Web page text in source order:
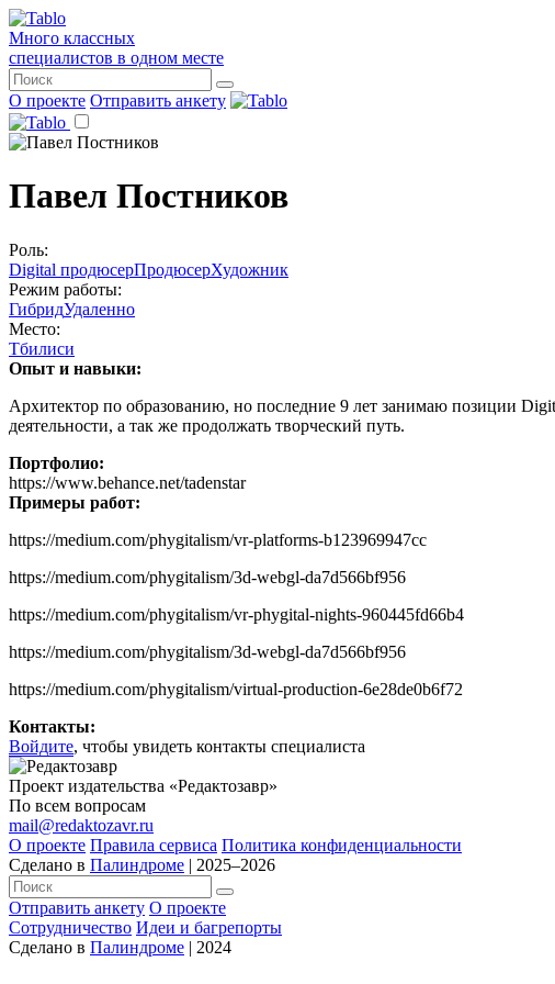
Много классных
специалистов в одном месте
О проекте Отправить анкету
Павел Постников
Роль:
Digital продюсерПродюсерХудожник
Режим работы:
ГибридУдаленно
Место:
Тбилиси
Опыт и навыки:
Архитектор по образованию, но последние 9 лет занимаю позиции
деятельности, а так же продолжать творческий путь.
Портфолио:
https://www.behance.net/tadenstar
Примеры работ:
https://medium.com/phygitalism/vr-platforms-b123969947cc
https://medium.com/phygitalism/3d-webgl-da7d566bf956
https://medium.com/phygitalism/vr-phygital-nights-960445fd66b4
https://medium.com/phygitalism/3d-webgl-da7d566bf956
https://medium.com/phygitalism/virtual-production-6e28de0b6f72
Контакты:
Войдите, чтобы увидеть контакты специалиста
Проект издательства «Редактозавр»
По всем вопросам
mail@redaktozavr.ru
О проекте Правила сервиса Политика конфиденциальности
Сделано в Палиндроме | 2025–2026
Отправить анкету О проекте
Сотрудничество Идеи и багрепорты
Сделано в Палиндроме | 2024